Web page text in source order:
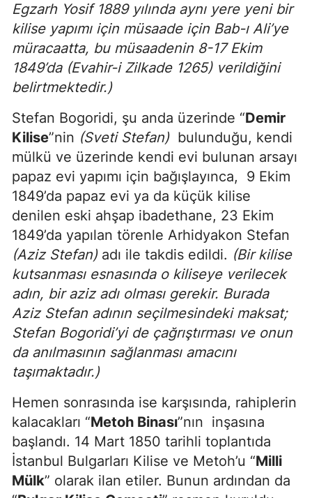
Egzarh Yosif 1889 yılında aynı yere yeni bir
kilise yapımı için müsaade için Bab-ı Ali’ye
müracaatta, bu müsaadenin 8-17 Ekim
1849’da (Evahir-i Zilkade 1265) verildiğini
belirtmektedir.)
Stefan Bogoridi, şu anda üzerinde “Demir
Kilise”nin (Sveti Stefan)bulunduğu, kendi
mülkü ve üzerinde kendi evi bulunan arsayı
papaz evi yapımı için bağışlayınca, 9 Ekim
1849’da papaz evi ya da küçük kilise
denilen eski ahşap ibadethane, 23 Ekim
1849’da yapılan törenle Arhidyakon Stefan
(Aziz Stefan)adı ile takdis edildi. (Bir kilise
kutsanması esnasında o kiliseye verilecek
adın, bir aziz adı olması gerekir. Burada
Aziz Stefan adının seçilmesindeki maksat;
Stefan Bogoridi’yi de çağrıştırması ve onun
da anılmasının sağlanması amacını
taşımaktadır.)
Hemen sonrasında ise karşısında, rahiplerin
kalacakları “Metoh Binası”nın inşasına
başlandı. 14 Mart 1850 tarihli toplantıda
İstanbul Bulgarları Kilise ve Metoh’u “Milli
Mülk” olarak ilan etiler. Bunun ardından da